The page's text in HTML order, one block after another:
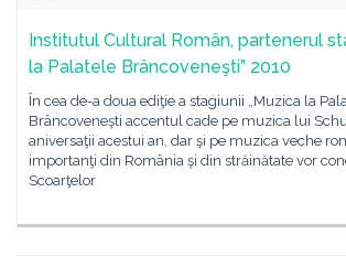
Institutul Cultural Român, partenerul
la Palatele Brâncoveneşti” 2010
În cea de-a doua ediţie a stagiunii „Muzica la
Brâncoveneşti accentul cade pe muzica lui
aniversaţii acestui an, dar şi pe muzica veche
importanţi din România şi din străinătate vor
Scoarţelor